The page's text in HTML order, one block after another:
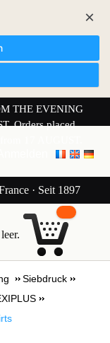
×
THE EVENING
Orders placed
· Seit 1897
Siebdruck